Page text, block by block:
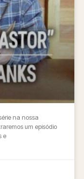
na nossa
um episódio
e